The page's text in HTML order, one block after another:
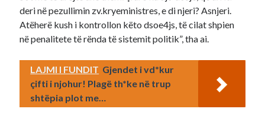
deri në pezullimin zv.kryeministres, e di njeri? Asnjeri.
Atëherë kush i kontrollon këto dsoe4js, të cilat shpien
në penalitete të rënda të sistemit politik”, tha ai.
LAJMI I FUNDIT Gjendet i vd*kur
çifti i njohur! Plagë th*ke në trup
shtëpia plot me…